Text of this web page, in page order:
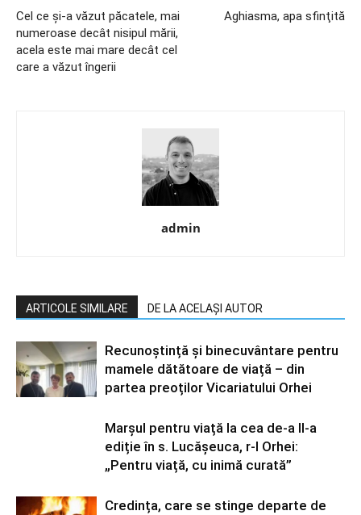
Cel ce şi-a văzut păcatele, mai
numeroase decât nisipul mării,
acela este mai ma­re decât cel
care a văzut îngerii
Aghiasma, apa sfinţită
admin
ARTICOLE SIMILARE DE LA ACELAȘI AUTOR
Recunoștință și binecuvântare pentru
mamele dătătoare de viață – din
partea preoților Vicariatului Orhei
Marșul pentru viață la cea de-a II-a
ediție în s. Lucășeuca, r-l Orhei:
„Pentru viață, cu inimă curată”
Credința, care se stinge departe de